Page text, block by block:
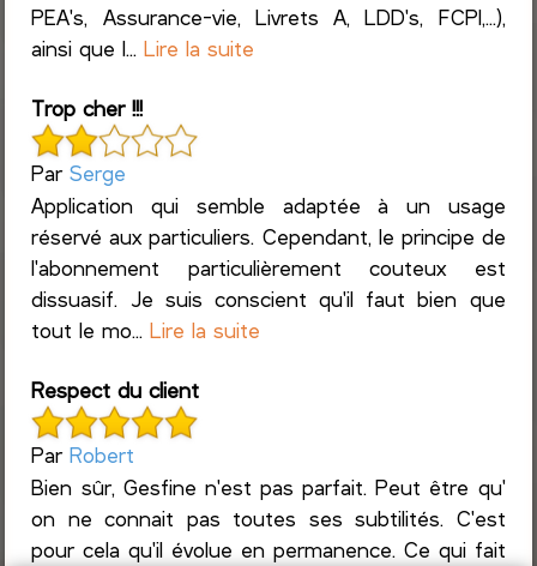
PEA's, Assurance-vie, Livrets A, LDD's, FCPI,...),
ainsi que l...Lire la suite
Trop cher !!!
ParSerge
Application qui semble adaptée à un usage
réservé aux particuliers. Cependant, le principe de
l'abonnement particulièrement couteux est
dissuasif. Je suis conscient qu'il faut bien que
tout le mo...Lire la suite
Respect du client
ParRobert
Bien sûr, Gesfine n'est pas parfait. Peut être qu'
on ne connait pas toutes ses subtilités. C'est
pour cela qu'il évolue en permanence. Ce qui fait